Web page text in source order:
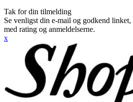
Tak for din tilmelding
Se venligst din e-mail og godkend
med rating og anmeldelserne.
x